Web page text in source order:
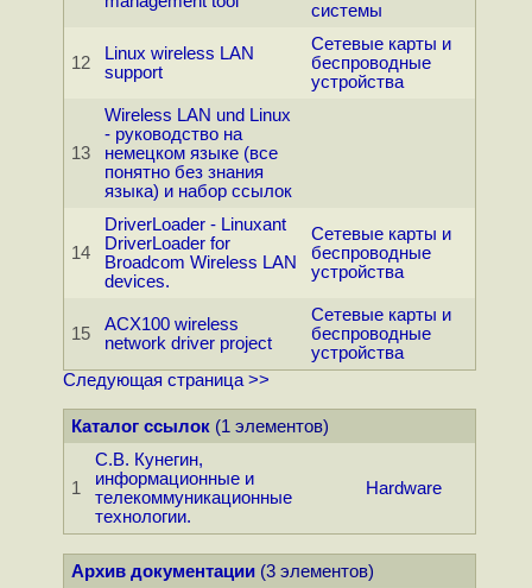
системы
12
Linux wireless LAN
support
Сетевые карты и
беспроводные
устройства
13
Wireless LAN und Linux
- руководство на
немецком языке (все
понятно без знания
языка) и набор ссылок
14
DriverLoader - Linuxant
DriverLoader for
Broadcom Wireless LAN
devices.
Сетевые карты и
беспроводные
устройства
15
ACX100 wireless
network driver project
Сетевые карты и
беспроводные
устройства
Следующая страница >>
Каталог ссылок(1 элементов)
1
С.В. Кунегин,
информационные и
телекоммуникационные
технологии.
Hardware
Архив документации(3 элементов)